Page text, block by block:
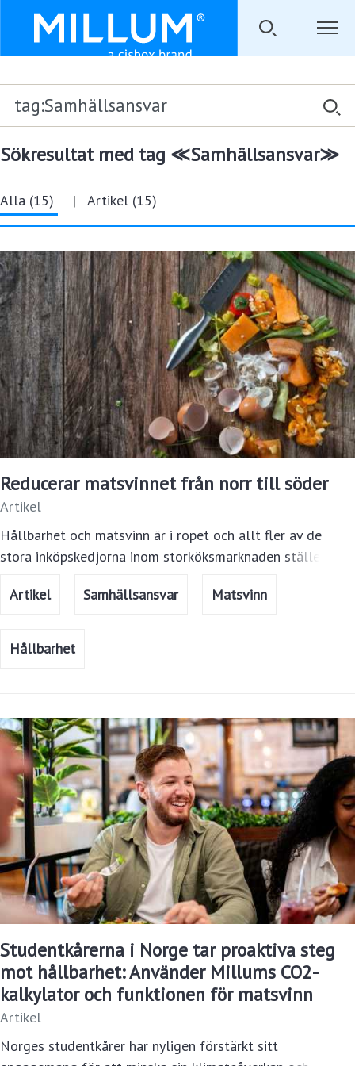
Sökresultat med tag ≪Samhällsansvar≫
Alla (15) | Artikel (15)
Reducerar matsvinnet från norr till söder
Artikel
Hållbarhet och matsvinn är i ropet och allt fler av de
stora inköpskedjorna inom storköksmarknaden ställer sig
hållbart?"
Artikel Samhällsansvar Matsvinn
Hållbarhet
Studentkårerna i Norge tar proaktiva steg
mot hållbarhet: Använder Millums CO2-
kalkylator och funktionen för matsvinn
Artikel
Norges studentkårer har nyligen förstärkt sitt